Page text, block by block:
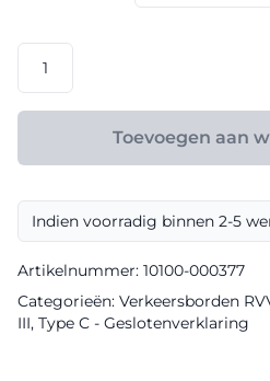
€
model
C09
III
aantal
Toevoegen aan
Indien voorradig binnen 2-5
Artikelnummer: 10100-000377
Categorieën: Verkeersborden
III, Type C - Geslotenverklaring